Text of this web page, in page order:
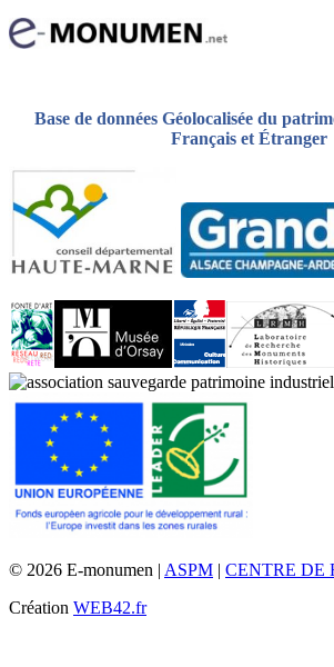
Base de données Géolocalisée du
Français et Étranger
© 2026 E-monumen | ASPM | CENTRE DE
Création WEB42.fr